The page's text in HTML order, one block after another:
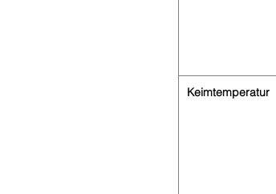
Keimtemperatur